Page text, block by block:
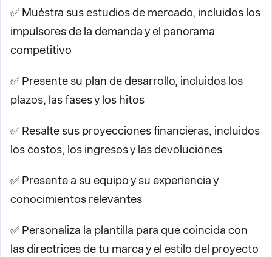
✅ Muéstra sus estudios de mercado, incluidos los
impulsores de la demanda y el panorama
competitivo
✅ Presente su plan de desarrollo, incluidos los
plazos, las fases y los hitos
✅ Resalte sus proyecciones financieras, incluidos
los costos, los ingresos y las devoluciones
✅ Presente a su equipo y su experiencia y
conocimientos relevantes
✅ Personaliza la plantilla para que coincida con
las directrices de tu marca y el estilo del proyecto